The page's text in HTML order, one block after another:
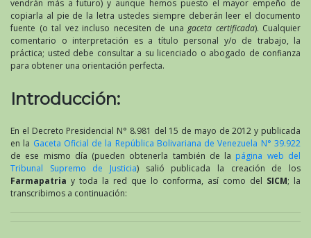
vendrán más a futuro) y aunque hemos puesto el mayor empeño de
copiarla al pie de la letra ustedes siempre deberán leer el documento
fuente (o tal vez incluso necesiten de una gaceta certificada). Cualquier
comentario o interpretación es a título personal y/o de trabajo, la
práctica; usted debe consultar a su licenciado o abogado de confianza
para obtener una orientación perfecta.
Introducción:
En el Decreto Presidencial N° 8.981 del 15 de mayo de 2012 y publicada
en la Gaceta Oficial de la República Bolivariana de Venezuela N° 39.922
de ese mismo día (pueden obtenerla también de la página web del
Tribunal Supremo de Justicia) salió publicada la creación de los
Farmapatria y toda la red que lo conforma, así como del SICM; la
transcribimos a continuación: